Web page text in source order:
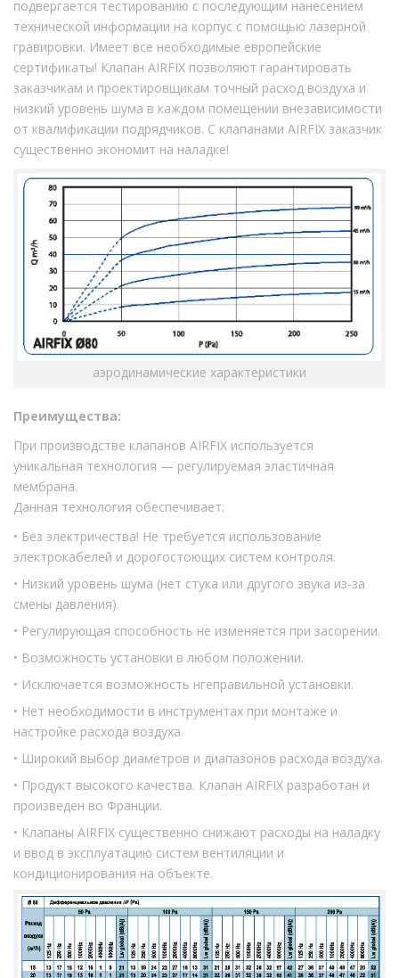
подвергается тестированию с последующим нанесением
технической информации на корпус с помощью лазерной
гравировки. Имеет все необходимые европейские
сертификаты! Клапан AIRFIX позволяют гарантировать
заказчикам и проектировщикам точный расход воздуха и
низкий уровень шума в каждом помещении внезависимости
от квалификации подрядчиков. С клапанами AIRFIX заказчик
существенно экономит на наладке!
аэродинамические характеристики
Преимущества:
При производстве клапанов AIRFIX используется
уникальная технология — регулируемая эластичная
мембрана.
Данная технология обеспечивает:
• Без электричества! Не требуется использование
электрокабелей и дорогостоющих систем контроля.
• Низкий уровень шума (нет стука или другого звука из-за
смены давления).
• Регулирующая способность не изменяется при засорении.
• Возможность установки в любом положении.
• Исключается возможность нгеправильной установки.
• Нет необходимости в инструментах при монтаже и
настройке расхода воздуха.
• Широкий выбор диаметров и диапазонов расхода воздуха.
• Продукт высокого качества. Клапан AIRFIX разработан и
произведен во Франции.
• Клапаны AIRFIX существенно снижают расходы на наладку
и ввод в эксплуатацию систем вентиляции и
кондиционирования на объекте.